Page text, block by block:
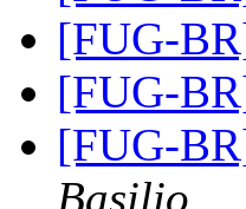
[FUG-
[FUG-
[FUG-
Basilio